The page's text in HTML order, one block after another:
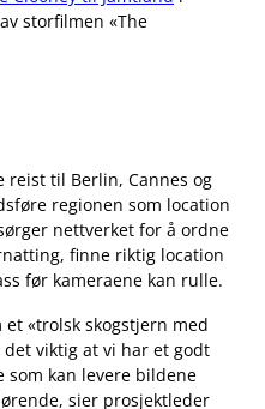
storfilmen «The
til Berlin, Cannes og
regionen som location
nettverket for å ordne
finne riktig location
før kameraene kan rulle.
«trolsk skogstjern med
viktig at vi har et godt
som kan levere bildene
sier prosjektleder